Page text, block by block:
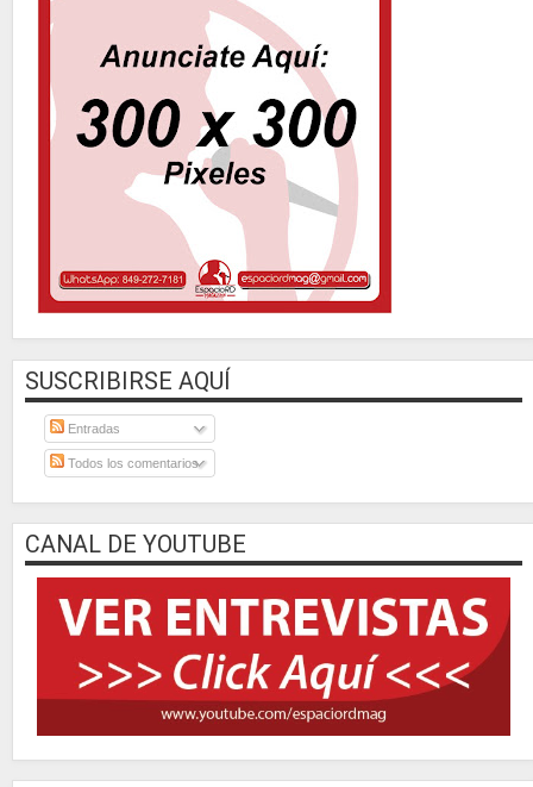
SUSCRIBIRSE AQUÍ
Entradas
Todos los comentarios
CANAL DE YOUTUBE